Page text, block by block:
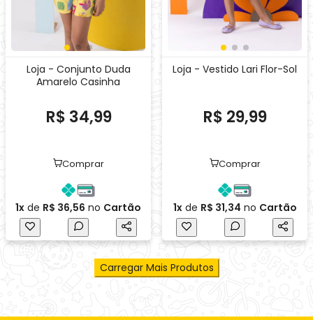
Comprar
1xdeR$ 36,56noCartão
Comprar
R$ 31,34 no
Carregar Mais Produtos
Avaliações de Clientes